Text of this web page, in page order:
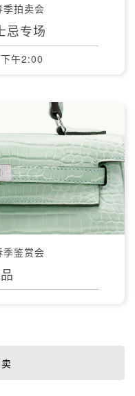
拍卖会
忌专场
午2:00
鉴赏会